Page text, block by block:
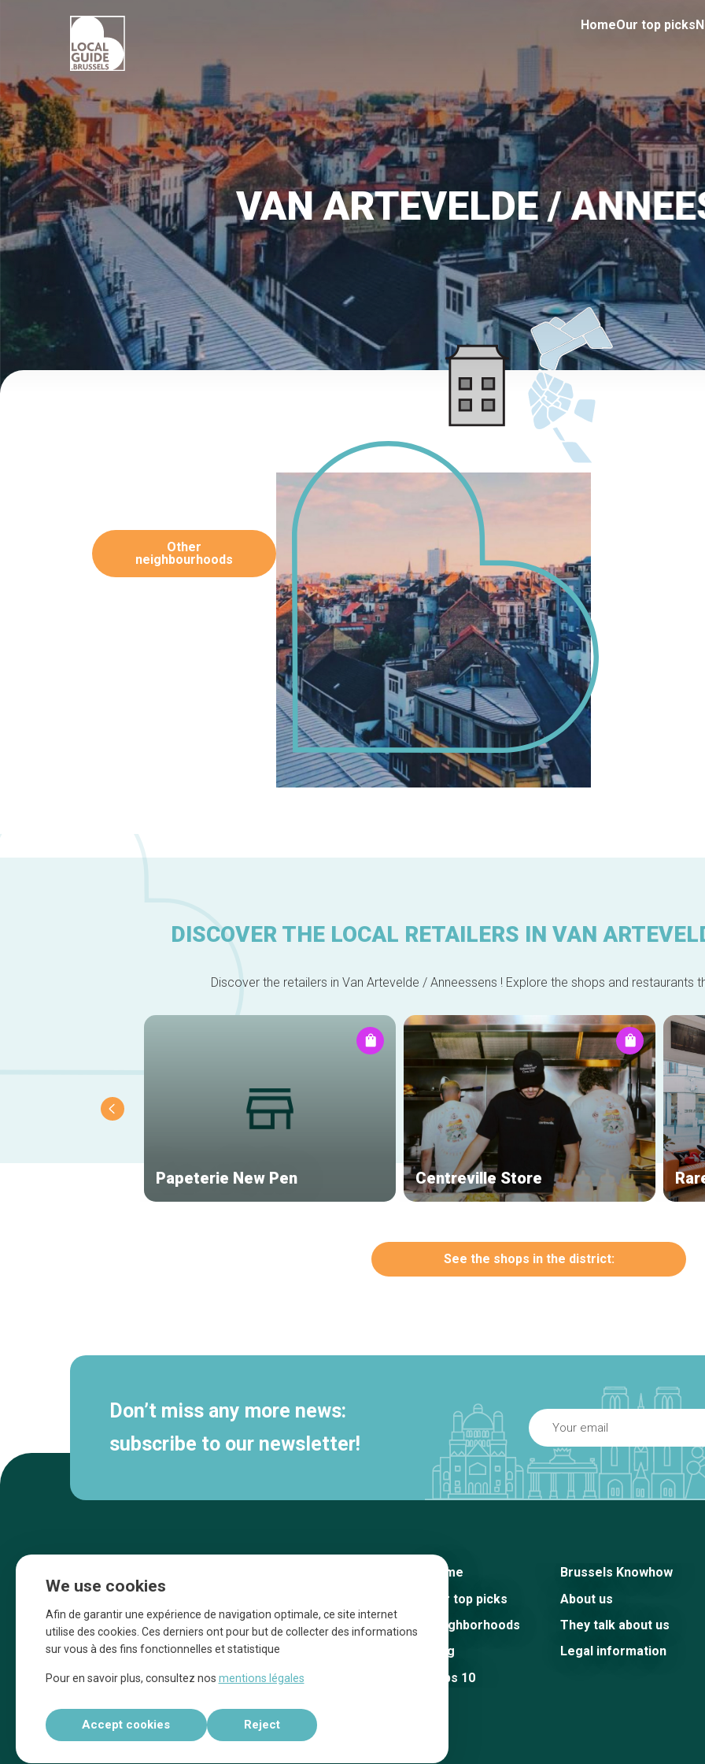
HomeOur top picks
VAN ARTEVELDE /
Other
neighbourhoods
DISCOVER THE LOCAL RETAILERS IN VAN
Discover the retailers in Van Artevelde / Anneessens ! Explore the shops and restaurants
Papeterie New Pen Centreville Store
See the shops in the district:
Don’t miss any more news:
subscribe to our newsletter!
la promotion des commerces de la Ville
de Bruxelles
Home
Our top picks
Neighborhoods
Blog
Tops 10
Brussels Knowhow
About us
They talk about us
Legal information
We use cookies
Afin de garantir une expérience de navigation optimale, ce site internet
utilise des cookies. Ces derniers ont pour but de collecter des informations
sur vous à des fins fonctionnelles et statistique
Pour en savoir plus, consultez nos mentions légales
Accept cookies Reject